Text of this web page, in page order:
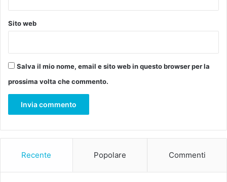
u
n
e
o
n
e
h
e
g
i
n
i
s
Sito web
Salva il mio nome, email e sito web in questo browser per la
prossima volta che commento.
Recente Popolare Commenti